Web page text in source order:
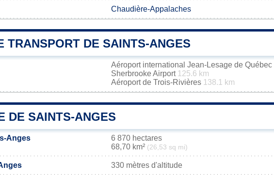
Chaudière-Appalaches
TRANSPORT DE SAINTS-ANGES
Aéroport international Jean-Lesage de Québec
Sherbrooke Airport 125.6 km
Aéroport de Trois-Rivières 138.1 km
DE SAINTS-ANGES
Anges
6 870 hectares
68,70 km² (26,53 sq mi)
330 mètres d'altitude